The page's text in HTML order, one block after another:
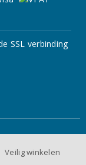
SSL verbinding
Veilig winkelen